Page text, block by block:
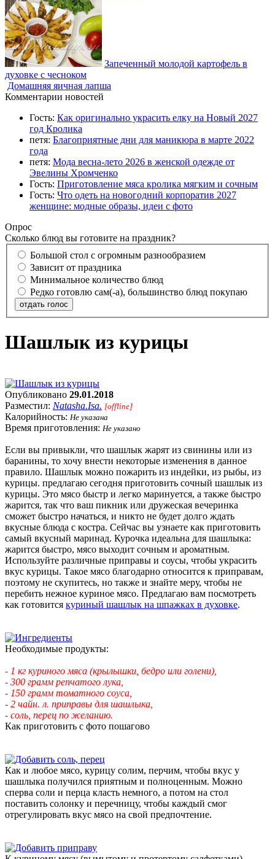
Запеченный молодой картофель в
духовке с чесноком
Домашняя яичная лапша
Комментарии новостей
Гость: Как оригинально украсить елку на Новый 2027
год Кролика
петя: Благоприятные дни для маникюра в марте 2022
года
петя: Мода весна-лето 2026 в женской одежде от
Эвелины Хромченко
Гость: Приготовление мяса кролика мягким и сочным
Гость: Что одеть на новогодний корпоратив 2027
женщине: модные образы, идеи с фото
Опрос
Сколько блюд вы готовите на праздник?
Большой стол с огромным разнообразием
Зависит от праздника
Минимальное количество блюд
Редко готовлю сам(-а), большинство блюд покупаю
отдать голос
Шашлык из курицы
Опубликовано 29.01.2018
Разместил: Natasha.Isa. [offline]
Калорийность: Не указана
Время приготовления: Не указано
Если вы привыкли, что шашлык жарят из свинины или из
баранины, то хочу внести некоторые изменения в данное
правило. Шашлык можно пожарить из индейки, из рыбы, из
курицы. предлагаю сегодня приготовить сочный шашлык из
курицы. Это мясо быстр и легко маринуется, а также быстро
жарится, так что ваш пикник или дружеская вечеринка
сможет быстро начаться, и никто не будет долго ждать
вкусные блюда с костра. Сейчас вы узнаете как приготовить
самый вкусный маринад. Курочка идеальна для шашлыка:
жарится быстро, мясо выходит сочным и ароматным.
Используйте различные приправы и соусы, чтобы украсить
вкус курицы. Такое мясо благодарно относится к приправам,
поэтому не скупитесь, но также и знайте меру, чтобы не
перебить нежное куриное мясо. Предлагаю вам посмотреть
как готовится куриный шашлык на шпажках в духовке.
Необходимые продукты:
- 1 кг куриного мяса (крылышки, бедро или голени),
- 300 грамм репчатого лука,
- 150 грамм томатного соуса,
- 2 чайн. л. приправы для шашлыка,
- соль, перец по желанию.
Как приготовить с фото пошагово
Как и любое мясо, курицу солим, перчим, чтобы вкус у
шашлыка получился приятным и полноценным. Можно
сперва соли и перца класть немного, а потом на стол
поставить солонку и перечницу, чтобы каждый смог
отрегулировать вкус мясо на свой предпочтение.